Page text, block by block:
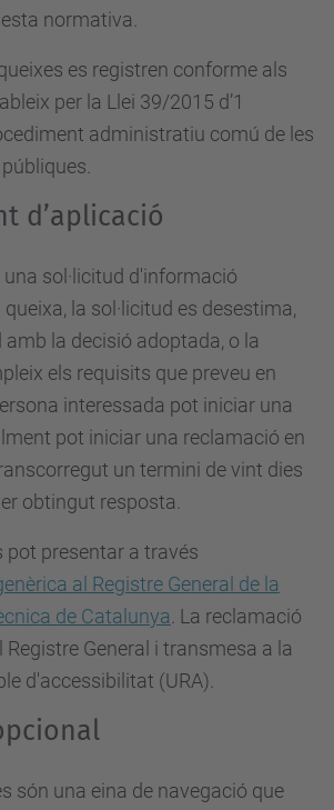
normativa.
es registren conforme als
per la Llei 39/2015 d’1
administratiu comú de les
d’aplicació
una sol·licitud d'informació
la sol·licitud es desestima,
amb la decisió adoptada, o la
els requisits que preveu en
interessada pot iniciar una
pot iniciar una reclamació en
un termini de vint dies
obtingut resposta.
pot presentar a través
al Registre General de la
de Catalunya . La reclamació
General i transmesa a la
d'accessibilitat (URA).
són una eina de navegació que